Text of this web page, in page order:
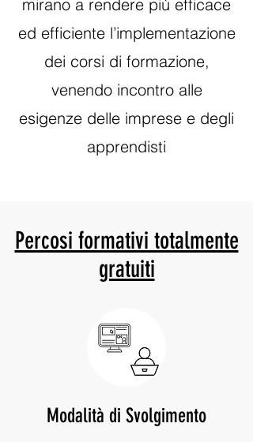
mirano a rendere più efficace
ed efficiente l’implementazione
dei corsi di formazione,
venendo incontro alle
esigenze delle imprese e degli
apprendisti
Percosi formativi totalmente
gratuiti
Modalità di Svolgimento